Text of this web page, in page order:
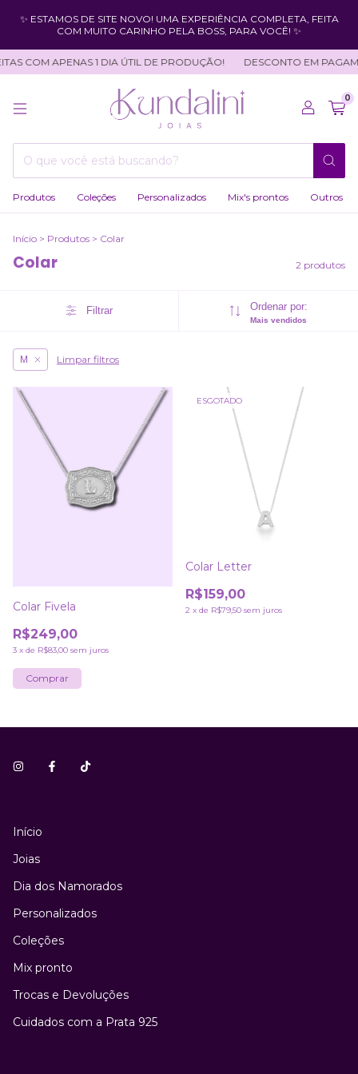
✨ ESTAMOS DE SITE NOVO! UMA EXPERIÊNCIA COMPLETA, FEITA
COM MUITO CARINHO PELA BOSS, PARA VOCÊ! ✨
COM APENAS 1 DIA ÚTIL DE PRODUÇÃO! DESCONTO EM
0
Produtos Coleções Personalizados Mix's prontos Outros
Início > Produtos > Colar
Colar 2 produtos
Filtrar Ordenar por:
Mais vendidos
M Limpar filtros
Colar Fivela
R$249,00
3 x de R$83,00 sem juros
Comprar
ESGOTADO
Colar Letter
R$159,00
2 x de R$79,50 sem juros
Início
Joias
Dia dos Namorados
Personalizados
Coleções
Mix pronto
Trocas e Devoluções
Cuidados com a Prata 925